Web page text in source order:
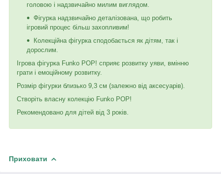
головою і надзвичайно милим виглядом.
Фігурка надзвичайно деталізована, що робить
ігровий процес більш захопливим!
Колекційна фігурка сподобається як дітям, так і
дорослим.
Ігрова фігурка Funko POP! сприяє розвитку уяви, вмінню
грати і емоційному розвитку.
Розмір фігурки близько 9,3 см (залежно від аксесуарів).
Створіть власну колекцію Funko POP!
Рекомендовано для дітей від 3 років.
Приховати